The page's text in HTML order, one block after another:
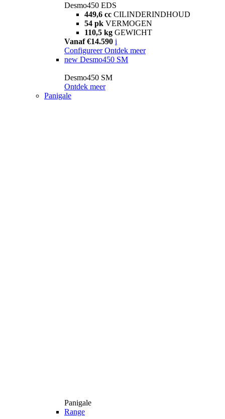
Desmo450 EDS
449,6 cc CILINDERINDHOUD
54 pk VERMOGEN
110,5 kg GEWICHT
Vanaf €14.590 i
Configureer Ontdek meer
new Desmo450 SM
Desmo450 SM
Ontdek meer
Panigale
Panigale
Range